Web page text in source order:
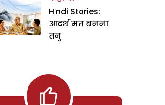
Hindi Stories:
आदर्श मत बनना
तनु